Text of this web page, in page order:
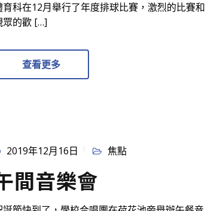
育科在12月舉行了年度排球比賽，激烈的比賽和
眾的歡 […]
查看更多
2019年12月16日 焦點
間音樂會